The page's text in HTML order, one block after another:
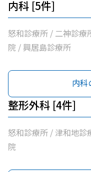
内科 [5件]
怒和診療所 / 二神診
院 / 興居島診療所
内科
整形外科 [4件]
怒和診療所 / 津和地
院